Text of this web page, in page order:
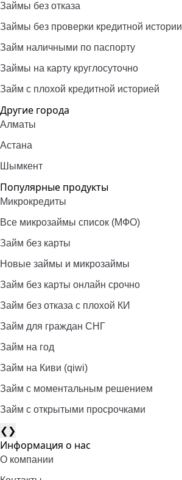
Займы без отказа
Займы без проверки кредитной истории
Займ наличными по паспорту
Займы на карту круглосуточно
Займ с плохой кредитной историей
Другие города
Алматы
Астана
Шымкент
Популярные продукты
Микрокредиты
Все микрозаймы список (МФО)
Займ без карты
Новые займы и микрозаймы
Займ без карты онлайн срочно
Займ без отказа с плохой КИ
Займ для граждан СНГ
Займ на год
Займ на Киви (qiwi)
Займ c моментальным решением
Займ с открытыми просрочками
❮❯
Информация о нас
О компании